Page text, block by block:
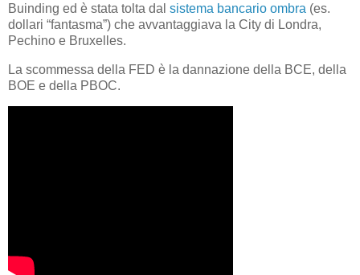
Buinding ed è stata tolta dal sistema bancario ombra (es.
dollari “fantasma”) che avvantaggiava la City di Londra,
Pechino e Bruxelles.
La scommessa della FED è la dannazione della BCE, della
BOE e della PBOC.